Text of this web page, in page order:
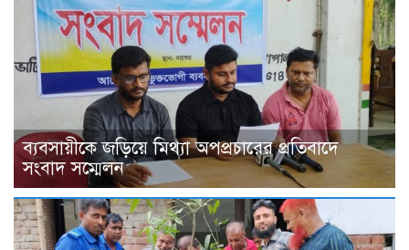
ব্যবসায়ীকে জড়িয়ে মিথ্যা অপপ্রচারের প্রতিবাদে
সংবাদ সম্মেলন